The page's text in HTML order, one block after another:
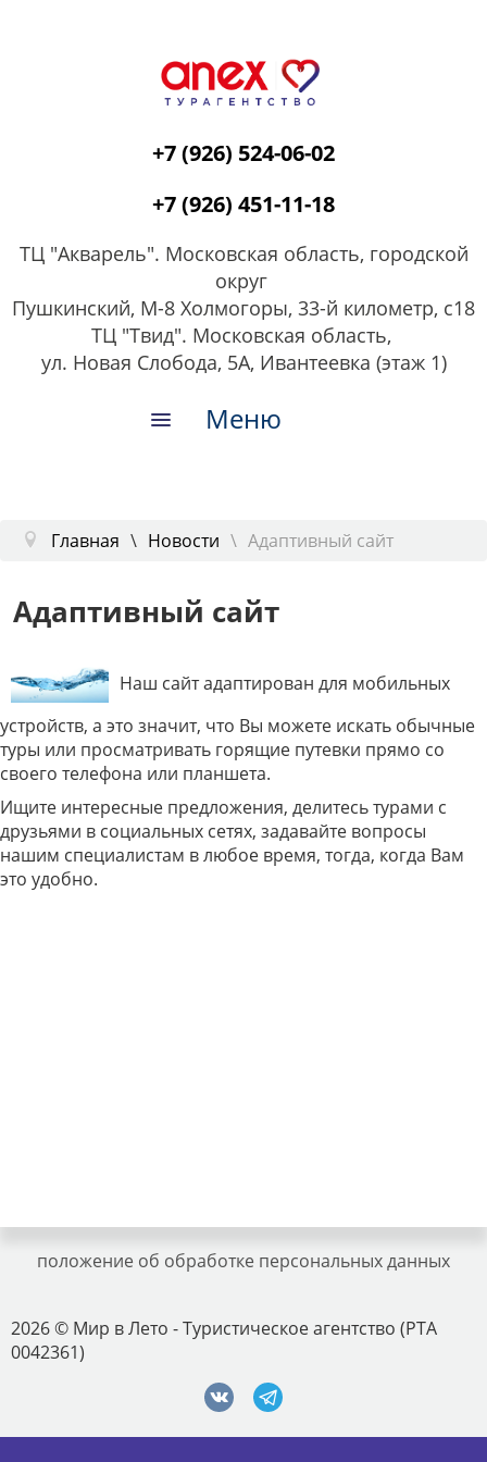
+7 (926) 524-06-02
+7 (926) 451-11-18
ТЦ "Акварель". Московская область, городской
округ
Пушкинский, М-8 Холмогоры, 33-й километр, с18
ТЦ "Твид". Московская область,
ул. Новая Слобода, 5А, Ивантеевка (этаж 1)
Главная Новости Адаптивный сайт
Адаптивный сайт
Наш сайт адаптирован для мобильных
устройств, а это значит, что Вы можете искать обычные
туры или просматривать горящие путевки прямо со
своего телефона или планшета.
Ищите интересные предложения, делитесь турами с
друзьями в социальных сетях, задавайте вопросы
нашим специалистам в любое время, тогда, когда Вам
это удобно.
положение об обработке персональных данных
2026 © Мир в Лето - Туристическое агентство (РТА
0042361)